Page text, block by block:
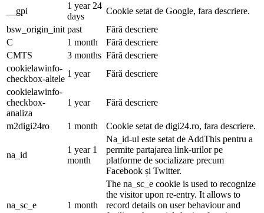
__gpi
1 year 24
days
Cookie setat de Google, fara descriere.
bsw_origin_init past
Fără descriere
C
1 month
Fără descriere
CMTS
3 months Fără descriere
cookielawinfo-
checkbox-altele
1 year
Fără descriere
cookielawinfo-
checkbox-
analiza
1 year Fără descriere
m2digi24ro 1 month Cookie setat de digi24.ro, fara descriere.
na_id
1 year 1
month
Na_id-ul este setat de AddThis pentru a
permite partajarea link-urilor pe
platforme de socializare precum
Facebook și Twitter.
na_sc_e 1 month
The na_sc_e cookie is used to recognize
the visitor upon re-entry. It allows to
record details on user behaviour and